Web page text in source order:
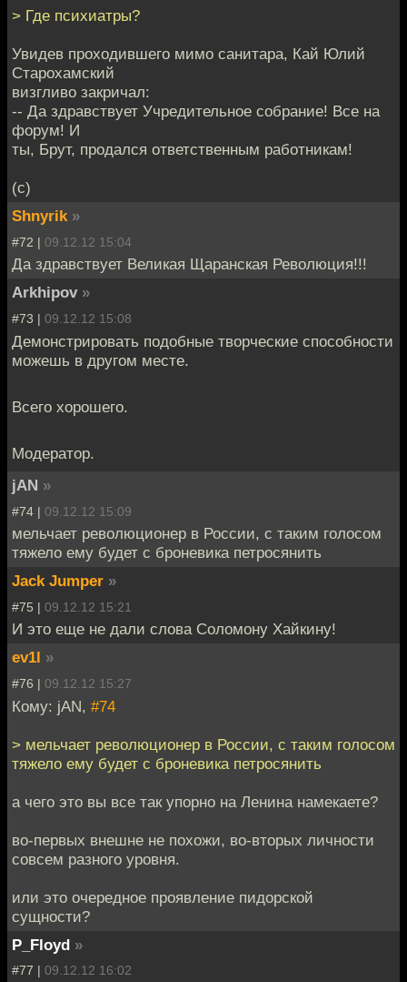
> Где психиатры?
Увидев проходившего мимо санитара, Кай Юлий
Старохамский
визгливо закричал:
-- Да здравствует Учредительное собрание! Все на
форум! И
ты, Брут, продался ответственным работникам!
(с)
Shnyrik »
#72 | 09.12.12 15:04
Да здравствует Великая Щаранская Революция!!!
Arkhipov »
#73 | 09.12.12 15:08
Демонстрировать подобные творческие способности
можешь в другом месте.
Всего хорошего.
Модератор.
jAN »
#74 | 09.12.12 15:09
мельчает революционер в России, с таким голосом
тяжело ему будет с броневика петросянить
Jack Jumper »
#75 | 09.12.12 15:21
И это еще не дали слова Соломону Хайкину!
ev1l »
#76 | 09.12.12 15:27
Кому: jAN, #74
> мельчает революционер в России, с таким голосом
тяжело ему будет с броневика петросянить
а чего это вы все так упорно на Ленина намекаете?
во-первых внешне не похожи, во-вторых личности
совсем разного уровня.
или это очередное проявление пидорской
сущности?
P_Floyd »
#77 | 09.12.12 16:02